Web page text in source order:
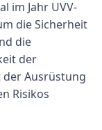
im Jahr UVV-
die Sicherheit
die
der
Ausrüstung
Risikos